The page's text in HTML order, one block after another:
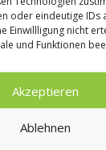
oder eindeutige IDs
Einwillligung nicht
und Funktionen
Akzeptieren
Ablehnen
ezept:
Kohlro
uladen
herte
m
Tempe
Rehrü
cken
im
Selleri
epüree